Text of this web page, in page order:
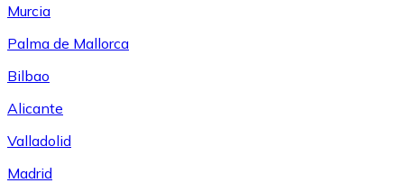
Murcia
Palma de Mallorca
Bilbao
Alicante
Valladolid
Madrid